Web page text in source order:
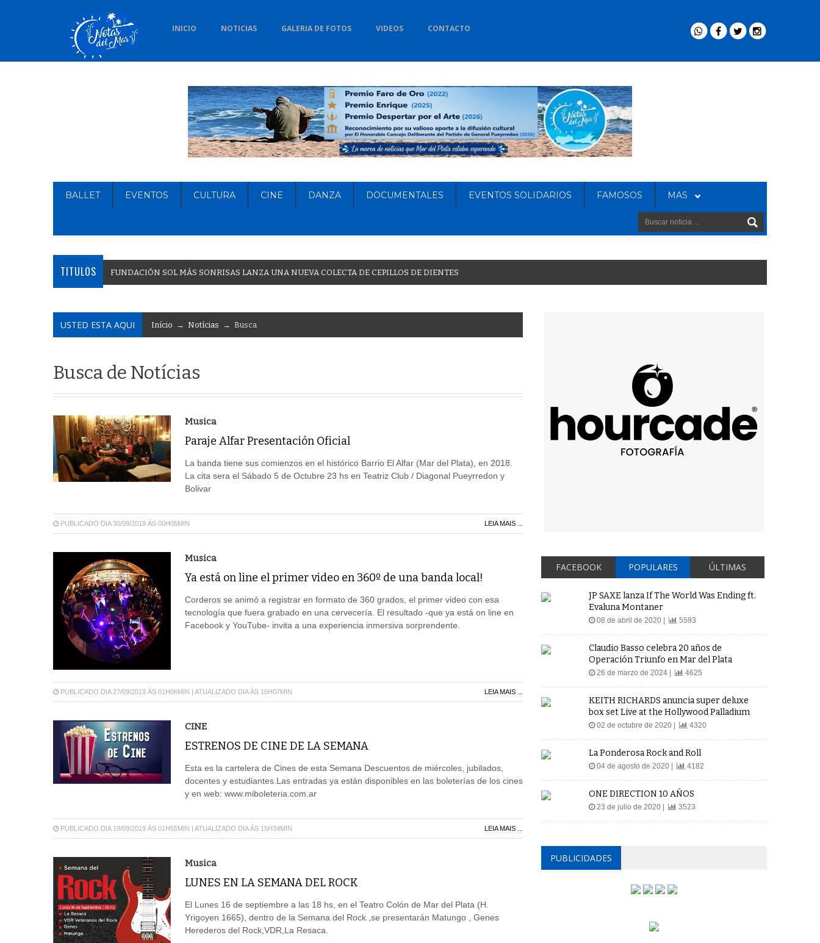
INICIO NOTICIAS GALERIA DE FOTOS VIDEOS CONTACTO
BALLET EVENTOS CULTURA CINE DANZA DOCUMENTALES EVENTOS SOLIDARIOS FAMOSOS MAS
TITULOS FUNDACIÓN SOL MÁS SONRISAS LANZA UNA NUEVA COLECTA DE CEPILLOS DE DIENTES
USTED ESTA AQUI Início → Notícias → Busca
Busca de Notícias
Musica
Paraje Alfar Presentación Oficial
La banda tiene sus comienzos en el histórico Barrio El Alfar (Mar del Plata), en 2018.
La cita sera el Sábado 5 de Octubre 23 hs en Teatriz Club / Diagonal Pueyrredon y
Bolivar
PUBLICADO DIA 30/09/2019 ÀS 00H05MIN LEIA MAIS ...
Musica
Ya está on line el primer video en 360º de una banda local!
Corderos se animó a registrar en formato de 360 grados, el primer video con esa
tecnología que fuera grabado en una cervecería. El resultado -que ya está on line en
Facebook y YouTube- invita a una experiencia inmersiva sorprendente.
PUBLICADO DIA 27/09/2019 ÀS 01H06MIN | ATUALIZADO DIA ÀS 16H07MIN LEIA MAIS ...
CINE
ESTRENOS DE CINE DE LA SEMANA
Esta es la cartelera de Cines de esta Semana Descuentos de miércoles, jubilados,
docentes y estudiantes.Las entradas ya están disponibles en las boleterías de los cines
y en web: www.miboleteria.com.ar
PUBLICADO DIA 19/09/2019 ÀS 01H55MIN | ATUALIZADO DIA ÀS 15H34MIN LEIA MAIS ...
Musica
LUNES EN LA SEMANA DEL ROCK
El Lunes 16 de septiembre a las 18 hs, en el Teatro Colón de Mar del Plata (H.
Yrigoyen 1665), dentro de la Semana del Rock ,se presentarán Matungo , Genes
Herederos del Rock,VDR,La Resaca.
FACEBOOK POPULARES ÚLTIMAS
JP SAXE lanza If The World Was Ending ft.
Evaluna Montaner
08 de abril de 2020 | 5593
Claudio Basso celebra 20 años de
Operación Triunfo en Mar del Plata
26 de marzo de 2024 | 4625
KEITH RICHARDS anuncia super deluxe
box set Live at the Hollywood Palladium
02 de octubre de 2020 | 4320
La Ponderosa Rock and Roll
04 de agosto de 2020 | 4182
ONE DIRECTION 10 AÑOS
23 de julio de 2020 | 3523
PUBLICIDADES